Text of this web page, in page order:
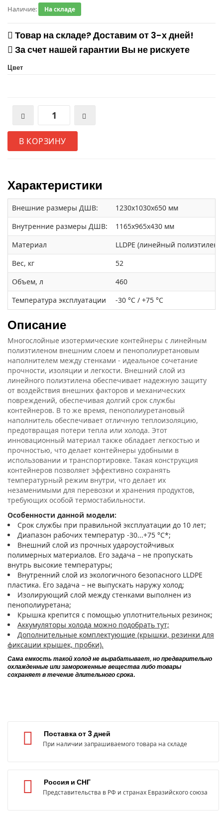
Наличие: На складе
Товар на складе? Доставим от 3-х дней!
За счет нашей гарантии Вы не рискуете
Цвет
В КОРЗИНУ
Характеристики
Внешние размеры ДШВ:
1230х1030х650 мм
Внутренние размеры ДШВ:
1165х965х430 мм
Материал
LLDPE (линейный полиэтилен)
Вес, кг
52
Объем, л
460
Температура эксплуатации
-30 °C / +75 °C
Описание
Многослойные изотермические контейнеры с линейным
полиэтиленом внешним слоем и пенополиуретановым
наполнителем между стенками - идеальное сочетание
прочности, изоляции и легкости. Внешний слой из
линейного полиэтилена обеспечивает надежную защиту
от воздействия внешних факторов и механических
повреждений, обеспечивая долгий срок службы
контейнеров. В то же время, пенополиуретановый
наполнитель обеспечивает отличную теплоизоляцию,
предотвращая потери тепла или холода. Этот
инновационный материал также обладает легкостью и
прочностью, что делает контейнеры удобными в
использовании и транспортировке. Такая конструкция
контейнеров позволяет эффективно сохранять
температурный режим внутри, что делает их
незаменимыми для перевозки и хранения продуктов,
требующих особой термостабильности.
Особенности данной модели:
Срок службы при правильной эксплуатации до 10 лет;
Диапазон рабочих температур -30...+75 °С*;
Внешний слой из прочных удароустойчивых
полимерных материалов. Его задача – не пропускать
внутрь высокие температуры;
Внутренний слой из экологичного безопасного LLDPE
пластика. Его задача – не выпускать наружу холод;
Изолирующий слой между стенками выполнен из
пенополиуретана;
Крышка крепится с помощью уплотнительных резинок;
Аккумуляторы холода можно подобрать тут;
Дополнительные комплектующие (крышки, резинки для
фиксации крышек, пробки).
Сама емкость такой холод не вырабатывает, но предварительно
охлажденные или замороженные вещества либо товары
сохраняет в течение длительного срока.
Поставка от 3 дней
При наличии запрашиваемого товара на складе
Россия и СНГ
Представительства в РФ и странах Евразийского союза